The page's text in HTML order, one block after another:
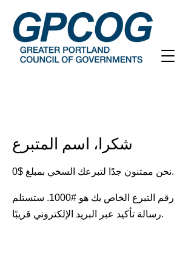
شكرا، اسم المتبرع
نحن ممتنون جدًا لتبرعك السخي بمبلغ $0.
رقم التبرع الخاص بك هو #1000. ستستلم
رسالة تأكيد عبر البريد الإلكتروني قريبًا.